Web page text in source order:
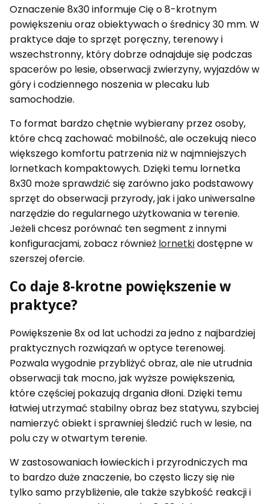
Oznaczenie 8x30 informuje Cię o 8-krotnym
powiększeniu oraz obiektywach o średnicy 30 mm. W
praktyce daje to sprzęt poręczny, terenowy i
wszechstronny, który dobrze odnajduje się podczas
spacerów po lesie, obserwacji zwierzyny, wyjazdów w
góry i codziennego noszenia w plecaku lub
samochodzie.
To format bardzo chętnie wybierany przez osoby,
które chcą zachować mobilność, ale oczekują nieco
większego komfortu patrzenia niż w najmniejszych
lornetkach kompaktowych. Dzięki temu lornetka
8x30 może sprawdzić się zarówno jako podstawowy
sprzęt do obserwacji przyrody, jak i jako uniwersalne
narzędzie do regularnego użytkowania w terenie.
Jeżeli chcesz porównać ten segment z innymi
konfiguracjami, zobacz również lornetkidostępne w
szerszej ofercie.
Co daje 8-krotne powiększenie w
praktyce?
Powiększenie 8x od lat uchodzi za jedno z najbardziej
praktycznych rozwiązań w optyce terenowej.
Pozwala wygodnie przybliżyć obraz, ale nie utrudnia
obserwacji tak mocno, jak wyższe powiększenia,
które częściej pokazują drgania dłoni. Dzięki temu
łatwiej utrzymać stabilny obraz bez statywu, szybciej
namierzyć obiekt i sprawniej śledzić ruch w lesie, na
polu czy w otwartym terenie.
W zastosowaniach łowieckich i przyrodniczych ma
to bardzo duże znaczenie, bo często liczy się nie
tylko samo przybliżenie, ale także szybkość reakcji i